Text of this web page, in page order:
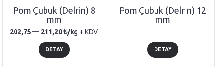
Pom Çubuk (Delrin) 8
mm
202,75 — 211,20 /kg + KDV
DETAY
Pom Çubuk (Delrin) 12
mm
DETAY